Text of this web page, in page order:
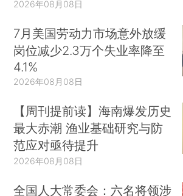
2026年08月08日
7月美国劳动力市场意外放缓
岗位减少2.3万个失业率降至
4.1%
2026年08月08日
【周刊提前读】海南爆发历史
最大赤潮 渔业基础研究与防
范应对亟待提升
2026年08月08日
全国人大常委会：六名将领涉